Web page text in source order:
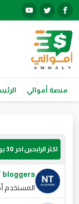
منصة أموالي
اكثر الرابحين اخر 30 يوما
bloggers
المستخدم